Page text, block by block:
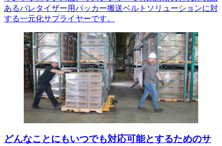
あるパレタイザー用パッカー搬送ベルトソリューションに対
する一元化サプライヤーです。
どんなことにもいつでも対応可能とするためのサ